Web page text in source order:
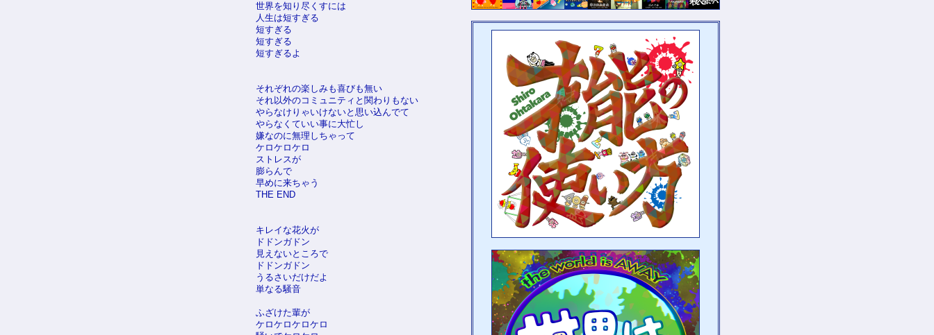
世界を知り尽くすには
人生は短すぎる
短すぎる
短すぎる
短すぎるよ
それぞれの楽しみも喜びも無い
それ以外のコミュニティと関わりもない
やらなけりゃいけないと思い込んでて
やらなくていい事に大忙し
嫌なのに無理しちゃって
ケロケロケロ
ストレスが
膨らんで
早めに来ちゃう
THE END
キレイな花火が
ドドンガドン
見えないところで
ドドンガドン
うるさいだけだよ
単なる騒音
ふざけた輩が
ケロケロケロケロ